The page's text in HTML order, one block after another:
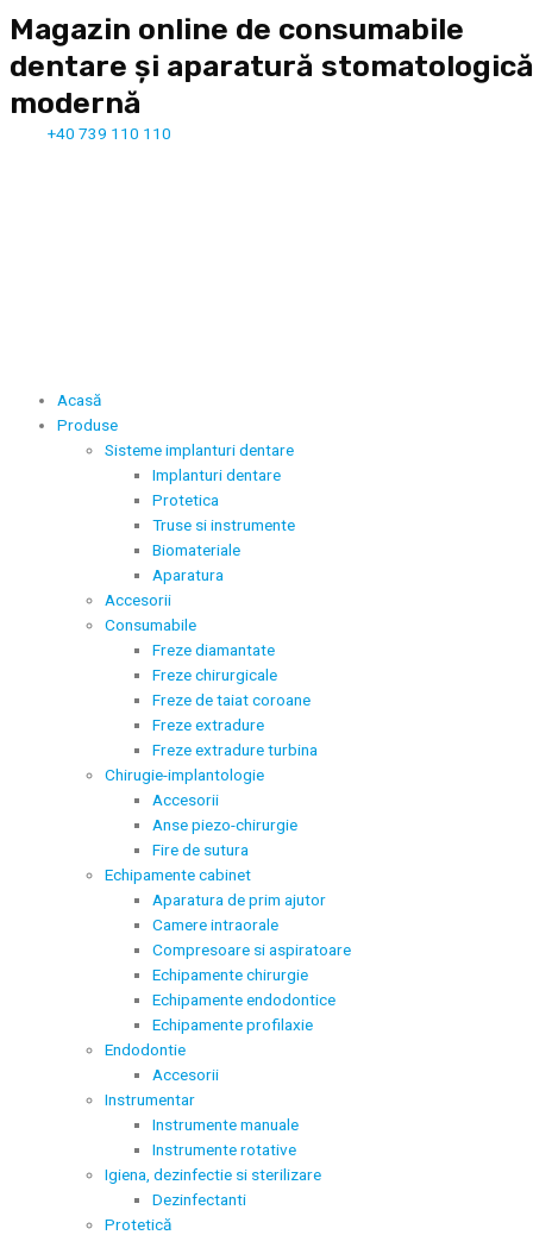
Magazin online de consumabile
dentare și aparatură stomatologică
modernă
+40 739 110 110
Acasă
Produse
Sisteme implanturi dentare
Implanturi dentare
Protetica
Truse si instrumente
Biomateriale
Aparatura
Accesorii
Consumabile
Freze diamantate
Freze chirurgicale
Freze de taiat coroane
Freze extradure
Freze extradure turbina
Chirugie-implantologie
Accesorii
Anse piezo-chirurgie
Fire de sutura
Echipamente cabinet
Aparatura de prim ajutor
Camere intraorale
Compresoare si aspiratoare
Echipamente chirurgie
Echipamente endodontice
Echipamente profilaxie
Endodontie
Accesorii
Instrumentar
Instrumente manuale
Instrumente rotative
Igiena, dezinfectie si sterilizare
Dezinfectanti
Protetică